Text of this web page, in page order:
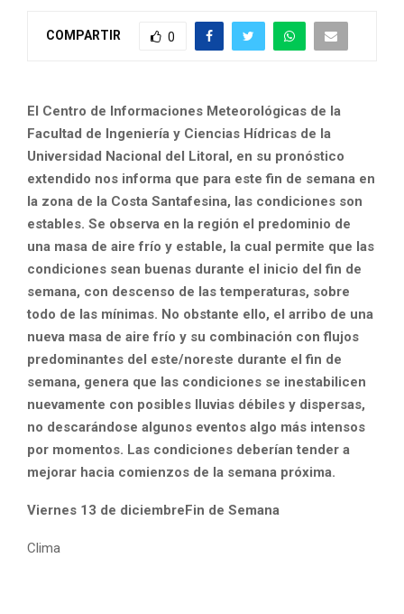
COMPARTIR 0
El Centro de Informaciones Meteorológicas de la
Facultad de Ingeniería y Ciencias Hídricas de la
Universidad Nacional del Litoral, en su pronóstico
extendido nos informa que para este fin de semana en
la zona de la Costa Santafesina, las condiciones son
estables. Se observa en la región el predominio de
una masa de aire frío y estable, la cual permite que las
condiciones sean buenas durante el inicio del fin de
semana, con descenso de las temperaturas, sobre
todo de las mínimas. No obstante ello, el arribo de una
nueva masa de aire frío y su combinación con flujos
predominantes del este/noreste durante el fin de
semana, genera que las condiciones se inestabilicen
nuevamente con posibles lluvias débiles y dispersas,
no descarándose algunos eventos algo más intensos
por momentos. Las condiciones deberían tender a
mejorar hacia comienzos de la semana próxima.
Viernes 13 de diciembreFin de Semana
Clima